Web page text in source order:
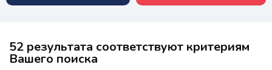
52 результата соответствуют критериям
Вашего поиска